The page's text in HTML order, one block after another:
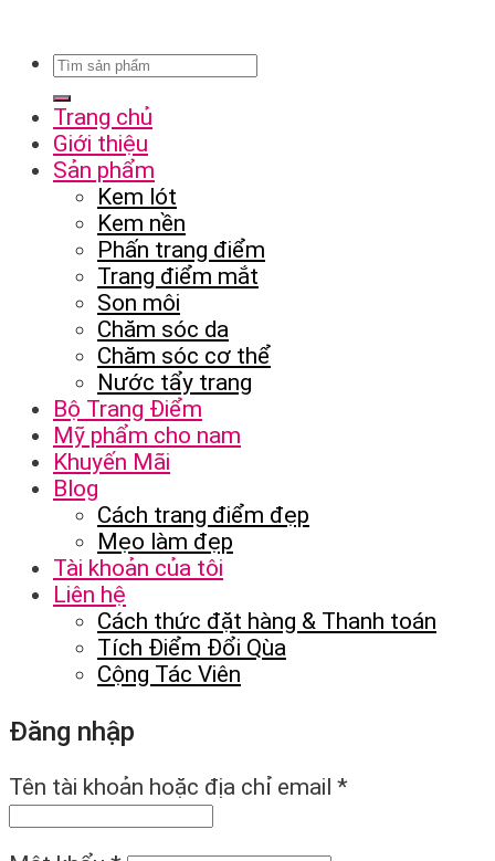
Trang chủ
Giới thiệu
Sản phẩm
Kem lót
Kem nền
Phấn trang điểm
Trang điểm mắt
Son môi
Chăm sóc da
Chăm sóc cơ thể
Nước tẩy trang
Bộ Trang Điểm
Mỹ phẩm cho nam
Khuyến Mãi
Blog
Cách trang điểm đẹp
Mẹo làm đẹp
Tài khoản của tôi
Liên hệ
Cách thức đặt hàng & Thanh toán
Tích Điểm Đổi Qùa
Cộng Tác Viên
Đăng nhập
Tên tài khoản hoặc địa chỉ email *